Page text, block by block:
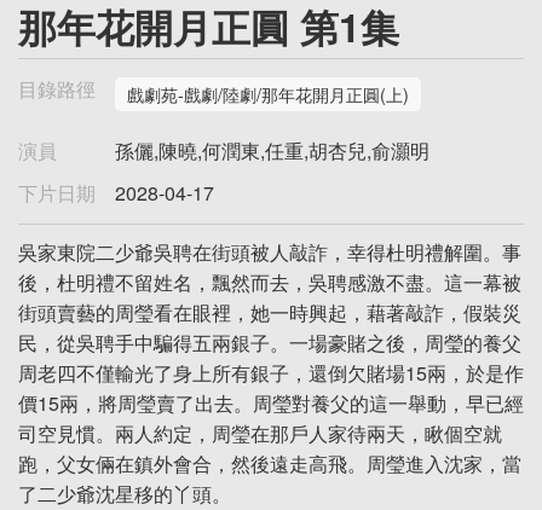
那年花開月正圓 第1集
目錄路徑 戲劇苑-戲劇/陸劇/那年花開月正圓(上)
演員
孫儷,陳曉,何潤東,任重,胡杏兒,俞灝明
下片日期
2028-04-17
吳家東院二少爺吳聘在街頭被人敲詐，幸得杜明禮解圍。事
後，杜明禮不留姓名，飄然而去，吳聘感激不盡。這一幕被
街頭賣藝的周瑩看在眼裡，她一時興起，藉著敲詐，假裝災
民，從吳聘手中騙得五兩銀子。一場豪賭之後，周瑩的養父
周老四不僅輸光了身上所有銀子，還倒欠賭場15兩，於是作
價15兩，將周瑩賣了出去。周瑩對養父的這一舉動，早已經
司空見慣。兩人約定，周瑩在那戶人家待兩天，瞅個空就
跑，父女倆在鎮外會合，然後遠走高飛。周瑩進入沈家，當
了二少爺沈星移的丫頭。